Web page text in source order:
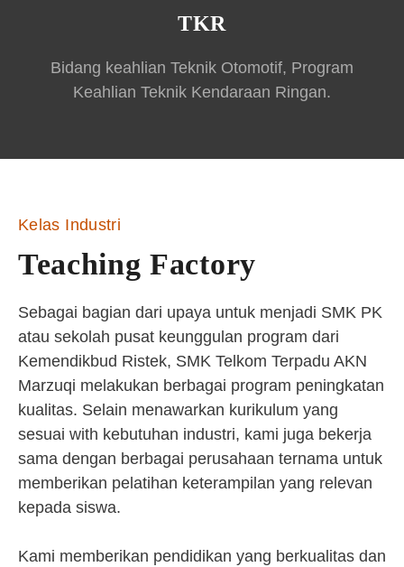
TKR
Bidang keahlian Teknik Otomotif, Program
Keahlian Teknik Kendaraan Ringan.
Kelas Industri
Teaching Factory
Sebagai bagian dari upaya untuk menjadi SMK PK
atau sekolah pusat keunggulan program dari
Kemendikbud Ristek, SMK Telkom Terpadu AKN
Marzuqi melakukan berbagai program peningkatan
kualitas. Selain menawarkan kurikulum yang
sesuai with kebutuhan industri, kami juga bekerja
sama dengan berbagai perusahaan ternama untuk
memberikan pelatihan keterampilan yang relevan
kepada siswa.
Kami memberikan pendidikan yang berkualitas dan